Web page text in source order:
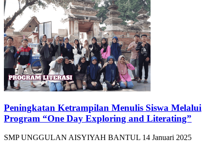
Peningkatan Ketrampilan Menulis Siswa Melalui
Program “One Day Exploring and Literating”
SMP UNGGULAN AISYIYAH BANTUL 14 Januari 2025